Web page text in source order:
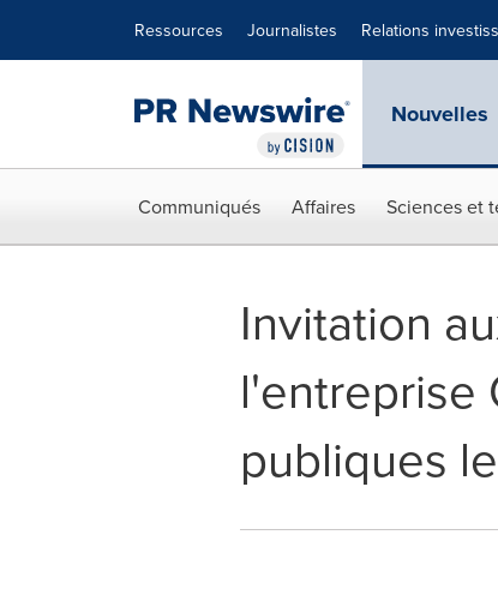
Ressources Journalistes Relations
Nouvelles
Communiqués Affaires Sciences et
Invitation
l'entreprise
publiques